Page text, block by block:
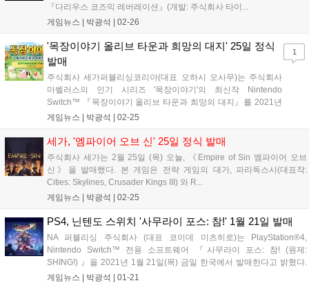
『다리우스 코즈믹 레버레이션』(개발: 주식회사 타이...
게임뉴스 | 박광석 | 02-26
'목장이야기 올리브 타운과 희망의 대지' 25일 정식
발매
주식회사 세가퍼블리싱코리아(대표 오하시 오사무)는 주식회사
마벨러스의 인기 시리즈 '목장이야기'의 최신작 Nintendo
Switch™ 『목장이야기 올리브 타운과 희망의 대지』를 2021년
2월...
게임뉴스 | 박광석 | 02-25
1
세가, '엠파이어 오브 신' 25일 정식 발매
주식회사 세가는 2월 25일 (목) 오늘, 《Empire of Sin 엠파이어 오브
신》을 발매했다. 본 게임은 전략 게임의 대가, 파라독스사(대표작:
Cities: Skylines, Crusader Kings III) 와 R...
게임뉴스 | 박광석 | 02-25
PS4, 닌텐도 스위치 '사무라이 포스: 참!' 1월 21일 발매
NA 퍼블리싱 주식회사 (대표 코이데 미츠히로)는 PlayStation®4,
Nintendo Switch™ 전용 소프트웨어 『사무라이 포스: 참! (원제:
SHING!) 』을 2021년 1월 21일(목) 금일 한국에서 발매한다고 밝혔다.
『사무라이...
게임뉴스 | 박광석 | 01-21